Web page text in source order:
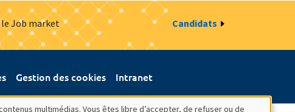
Job market Candidats
Gestion des cookies Intranet
multimédias. Vous êtes libre d’accepter, de refuser ou de